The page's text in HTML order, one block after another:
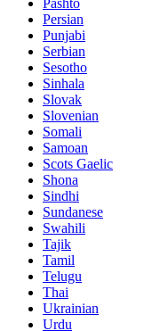
Pashto
Persian
Punjabi
Serbian
Sesotho
Sinhala
Slovak
Slovenian
Somali
Samoan
Scots Gaelic
Shona
Sindhi
Sundanese
Swahili
Tajik
Tamil
Telugu
Thai
Ukrainian
Urdu